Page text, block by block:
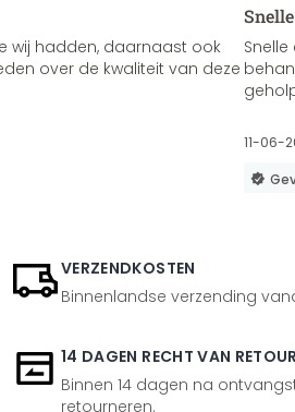
wij hadden, daarnaast ook
over de kwaliteit van deze
11-06-
VERZENDKOSTEN
Binnenlandse verzending
14 DAGEN RECHT VAN RETOUR
Binnen 14 dagen na
retourneren.